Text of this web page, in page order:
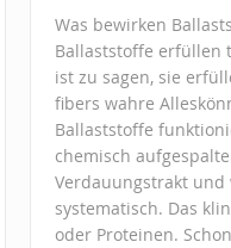
Was bewirken
Ballaststoffe erfüllen
ist zu sagen, sie
fibers wahre
Ballaststoffe
chemisch
Verdauungstrakt
systematisch. Das
oder Proteinen.